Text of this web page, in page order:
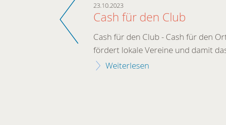
23.10.2023
Cash für den Club
Cash für den Club - Cash für den
fördert lokale Vereine und damit
Weiterlesen